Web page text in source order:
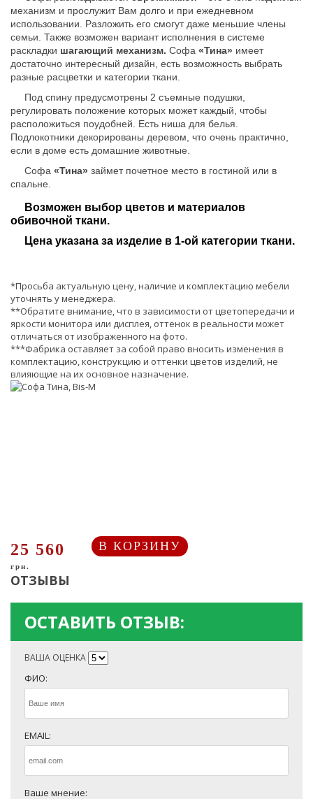
механизм и прослужит Вам долго и при ежедневном
использовании. Разложить его смогут даже меньшие члены
семьи. Также возможен вариант исполнения в системе
раскладки шагающий механизм. Софа «Тина» имеет
достаточно интересный дизайн, есть возможность выбрать
разные расцветки и категории ткани.
Под спину предусмотрены 2 съемные подушки,
регулировать положение которых может каждый, чтобы
расположиться поудобней. Есть ниша для белья.
Подлокотники декорированы деревом, что очень практично,
если в доме есть домашние животные.
Софа «Тина» займет почетное место в гостиной или в
спальне.
Возможен выбор цветов и материалов
обивочной ткани.
Цена указана за изделие в 1-ой категории ткани.
*Просьба актуальную цену, наличие и комплектацию мебели
уточнять у менеджера.
**Обратите внимание, что в зависимости от цветопередачи и
яркости монитора или дисплея, оттенок в реальности может
отличаться от изображенного на фото.
***Фабрика оставляет за собой право вносить изменения в
комплектацию, конструкцию и оттенки цветов изделий, не
влияющие на их основное назначение.
25 560
грн.
В КОРЗИНУ
ОТЗЫВЫ
ОСТАВИТЬ ОТЗЫВ:
ВАША ОЦЕНКА
ФИО:
EMAIL:
Ваше мнение: